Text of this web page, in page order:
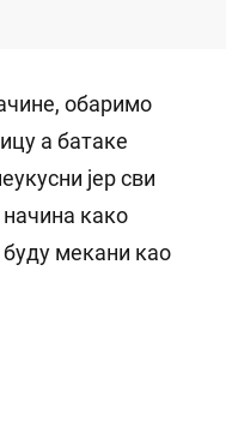
обаримо
а батаке
јер сви
како
буду мекани као